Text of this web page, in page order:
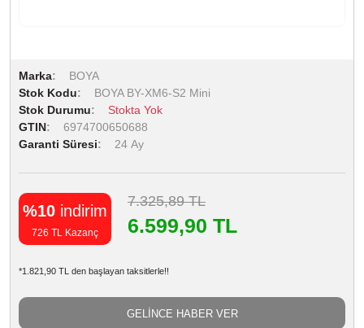
Marka
BOYA
Stok Kodu
BOYA BY-XM6-S2 Mini
Stok Durumu
Stokta Yok
GTIN
6974700650688
Garanti Süresi
24 Ay
%10 indirim
726 TL Kazanç
7.325,89 TL
6.599,90 TL
*1.821,90 TL den başlayan taksitlerle!!
GELİNCE HABER VER